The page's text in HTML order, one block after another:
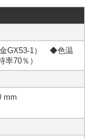
GX53-1） ◆色温
70％）